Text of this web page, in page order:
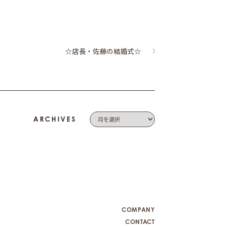
☆店長・佐藤の結婚式☆
ARCHIVES
COMPANY
CONTACT